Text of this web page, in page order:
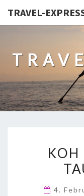
TRAVEL-
KOH
4.